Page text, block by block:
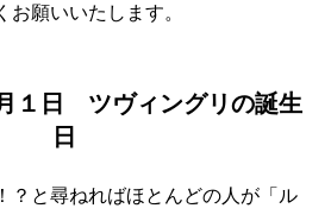
願いいたします。
１日 ツヴィングリの誕生
日
？と尋ねればほとんどの人が「ル